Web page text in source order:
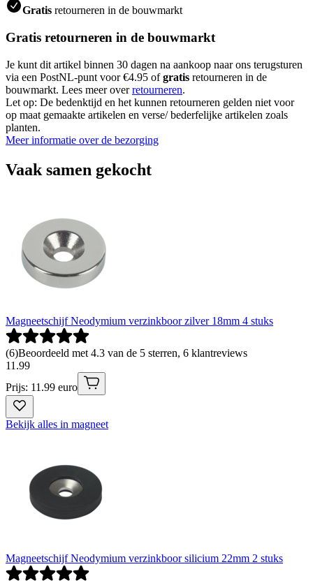
Gratis retourneren in de bouwmarkt
Gratis retourneren in de bouwmarkt
Je kunt dit artikel binnen 30 dagen na aankoop naar ons terugsturen
via een PostNL-punt voor €4.95 ofgratis retourneren in de
bouwmarkt. Lees meer overretourneren.
Let op: De bedenktijd en het kunnen retourneren gelden niet voor
op maat gemaakte artikelen en verse/ bederfelijke artikelen zoals
planten.
Meer informatie over de bezorging
Vaak samen gekocht
Magneetschijf Neodymium verzinkboor zilver 18mm 4 stuks
(6)Beoordeeld met 4.3 van de 5 sterren, 6 klantreviews
11 .99
Prijs: 11.99 euro
Bekijk alles in magneet
Magneetschijf Neodymium verzinkboor silicium 22mm 2 stuks